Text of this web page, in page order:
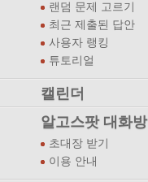
랜덤 문제 고르기
최근 제출된 답안
사용자 랭킹
튜토리얼
캘린더
알고스팟 대화방
초대장 받기
이용 안내